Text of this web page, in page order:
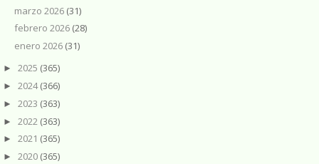
marzo 2026 (31)
febrero 2026 (28)
enero 2026 (31)
► 2025 (365)
► 2024(366)
► 2023 (363)
► 2022 (363)
► 2021 (365)
► 2020 (365)